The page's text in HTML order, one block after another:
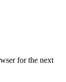
for the next